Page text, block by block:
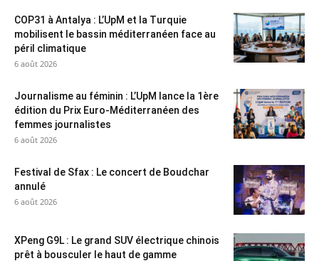
COP31 à Antalya : L’UpM et la Turquie
mobilisent le bassin méditerranéen face au
péril climatique
6 août 2026
Journalisme au féminin : L’UpM lance la 1ère
édition du Prix Euro-Méditerranéen des
femmes journalistes
6 août 2026
Festival de Sfax : Le concert de Boudchar
annulé
6 août 2026
XPeng G9L : Le grand SUV électrique chinois
prêt à bousculer le haut de gamme